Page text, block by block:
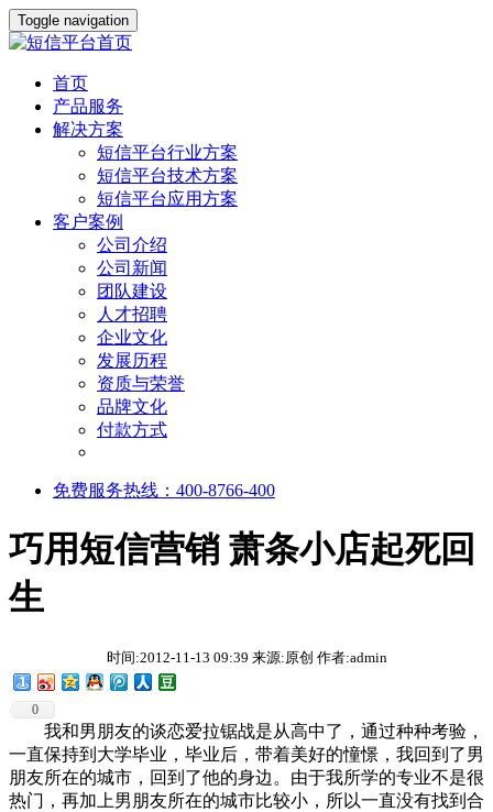
Toggle navigation
首页
产品服务
解决方案
短信平台行业方案
短信平台技术方案
短信平台应用方案
客户案例
公司介绍
公司新闻
团队建设
人才招聘
企业文化
发展历程
资质与荣誉
品牌文化
付款方式
免费服务热线：400-8766-400
巧用短信营销 萧条小店起死回
生
时间:2012-11-13 09:39 来源:原创 作者:admin
0
我和男朋友的谈恋爱拉锯战是从高中了，通过种种考验，
一直保持到大学毕业，毕业后，带着美好的憧憬，我回到了男
朋友所在的城市，回到了他的身边。由于我所学的专业不是很
热门，再加上男朋友所在的城市比较小，所以一直没有找到合